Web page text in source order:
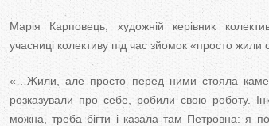
Марія Карповець, художній керівник
учасниці колективу під час зйомок «просто жили
«…Жили, але просто перед ними стояла
розказували про себе, робили свою роботу.
можна, треба бігти і казала там Петровна: я